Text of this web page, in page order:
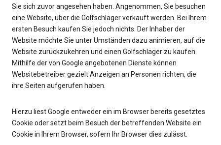
Sie sich zuvor angesehen haben. Angenommen, Sie besuchen
eine Website, über die Golfschläger verkauft werden. Bei Ihrem
ersten Besuch kaufen Sie jedoch nichts. Der Inhaber der
Website möchte Sie unter Umständen dazu animieren, auf die
Website zurückzukehren und einen Golfschläger zu kaufen.
Mithilfe der von Google angebotenen Dienste können
Websitebetreiber gezielt Anzeigen an Personen richten, die
ihre Seiten aufgerufen haben.
Hierzu liest Google entweder ein im Browser bereits gesetztes
Cookie oder setzt beim Besuch der betreffenden Website ein
Cookie in Ihrem Browser, sofern Ihr Browser dies zulässt.